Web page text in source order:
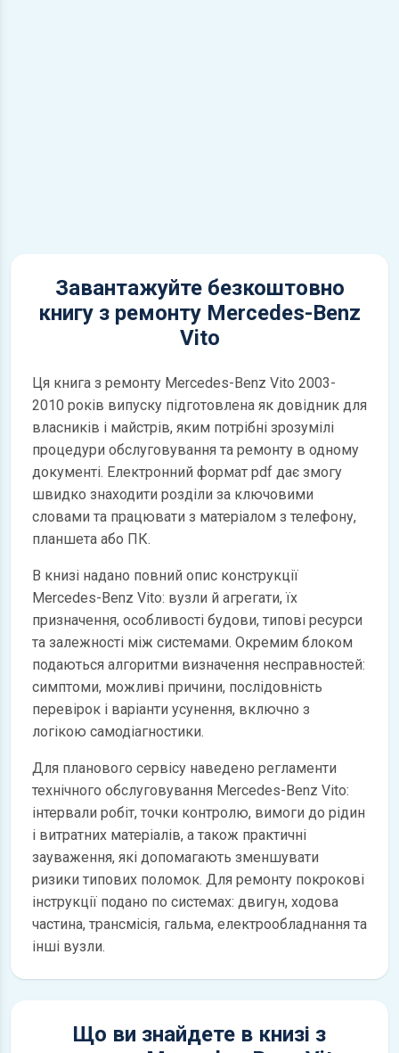
Завантажуйте безкоштовно
книгу з ремонту Mercedes-Benz
Vito
Ця книга з ремонту Mercedes-Benz Vito 2003-
2010 років випуску підготовлена як довідник для
власників і майстрів, яким потрібні зрозумілі
процедури обслуговування та ремонту в одному
документі. Електронний формат pdf дає змогу
швидко знаходити розділи за ключовими
словами та працювати з матеріалом з телефону,
планшета або ПК.
В книзі надано повний опис конструкції
Mercedes-Benz Vito: вузли й агрегати, їх
призначення, особливості будови, типові ресурси
та залежності між системами. Окремим блоком
подаються алгоритми визначення несправностей:
симптоми, можливі причини, послідовність
перевірок і варіанти усунення, включно з
логікою самодіагностики.
Для планового сервісу наведено регламенти
технічного обслуговування Mercedes-Benz Vito:
інтервали робіт, точки контролю, вимоги до рідин
і витратних матеріалів, а також практичні
зауваження, які допомагають зменшувати
ризики типових поломок. Для ремонту покрокові
інструкції подано по системах: двигун, ходова
частина, трансмісія, гальма, електрообладнання та
інші вузли.
Що ви знайдете в книзі з